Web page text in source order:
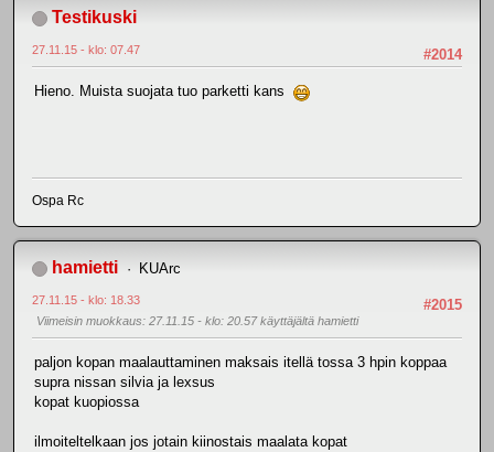
Testikuski
#2014
27.11.15 - klo: 07.47
Hieno. Muista suojata tuo parketti kans
Ospa Rc
hamietti KUArc
#2015
27.11.15 - klo: 18.33
Viimeisin muokkaus: 27.11.15 - klo: 20.57 käyttäjältä hamietti
paljon kopan maalauttaminen maksais itellä tossa 3 hpin koppaa
supra nissan silvia ja lexsus
kopat kuopiossa
ilmoiteltelkaan jos jotain kiinostais maalata kopat